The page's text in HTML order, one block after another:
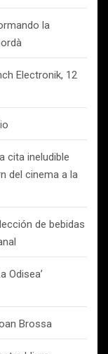
la
Electronik, 12
cita ineludible
del cinema a la
de bebidas
Odisea’
Brossa